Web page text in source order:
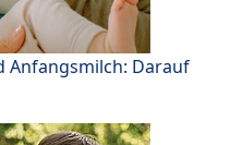
Anfangsmilch: Darauf